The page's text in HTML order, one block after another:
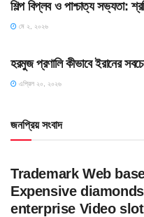
শিল্প বিপ্লব ও পাশ্চাত্য সভ্যতা:
মে ২, ২০২৬
হরমুজ প্রণালি কীভাবে ইরানের
এপ্রিল ২০, ২০২৬
জনপ্রিয় সংবাদ
Trademark Web
Expensive
enterprise Video